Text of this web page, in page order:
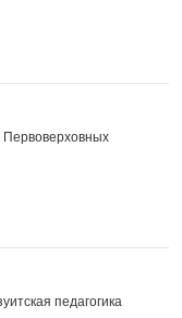
педагогика